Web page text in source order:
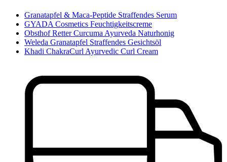
Granatapfel & Maca-Peptide Straffendes Serum
GYADA Cosmetics Feuchtigkeitscreme
Obsthof Retter Curcuma Ayurveda Naturhonig
Weleda Granatapfel Straffendes Gesichtsöl
Khadi ChakraCurl Ayurvedic Curl Cream